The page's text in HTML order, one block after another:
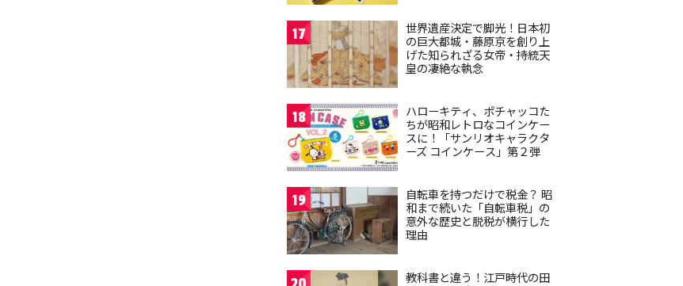
17
世界遺産決定で脚光！日本初
の巨大都城・藤原京を創り上
げた知られざる女帝・持統天
皇の凄絶な執念
18
ハローキティ、ポチャッコた
ちが昭和レトロなコインケー
スに！「サンリオキャラクタ
ーズ コインケース」第２弾
19
自転車を持つだけで税金？ 昭
和まで続いた「自転車税」の
意外な歴史と脱税が横行した
理由
教科書と違う！江戸時代の田